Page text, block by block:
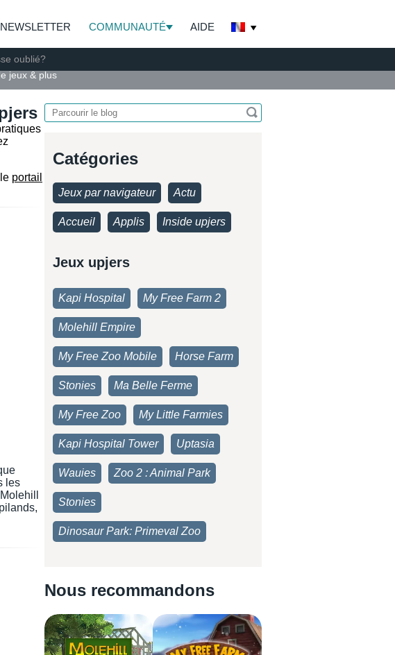
NEWSLETTER COMMUNAUTÉ AIDE
oublié?
jeux & plus
portail
les
Catégories
Jeux par navigateur Actu
Accueil Applis Inside upjers
Jeux upjers
Kapi Hospital My Free Farm 2
Molehill Empire
My Free Zoo Mobile Horse Farm
Stonies Ma Belle Ferme
My Free Zoo My Little Farmies
Kapi Hospital Tower Uptasia
Wauies Zoo 2 : Animal Park
Stonies
Dinosaur Park: Primeval Zoo
Nous recommandons